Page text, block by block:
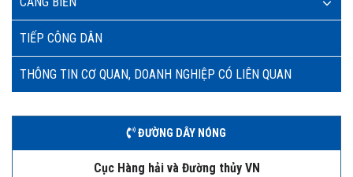
TIẾP CÔNG DÂN
THÔNG TIN CƠ QUAN, DOANH NGHIỆP CÓ LIÊN QUAN
ĐƯỜNG DÂY NÓNG
Cục Hàng hải và Đường thủy VN